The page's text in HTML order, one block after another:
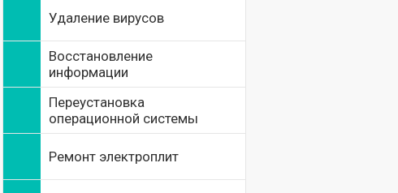
Удаление вирусов
Восстановление
информации
Переустановка
операционной системы
Ремонт электроплит